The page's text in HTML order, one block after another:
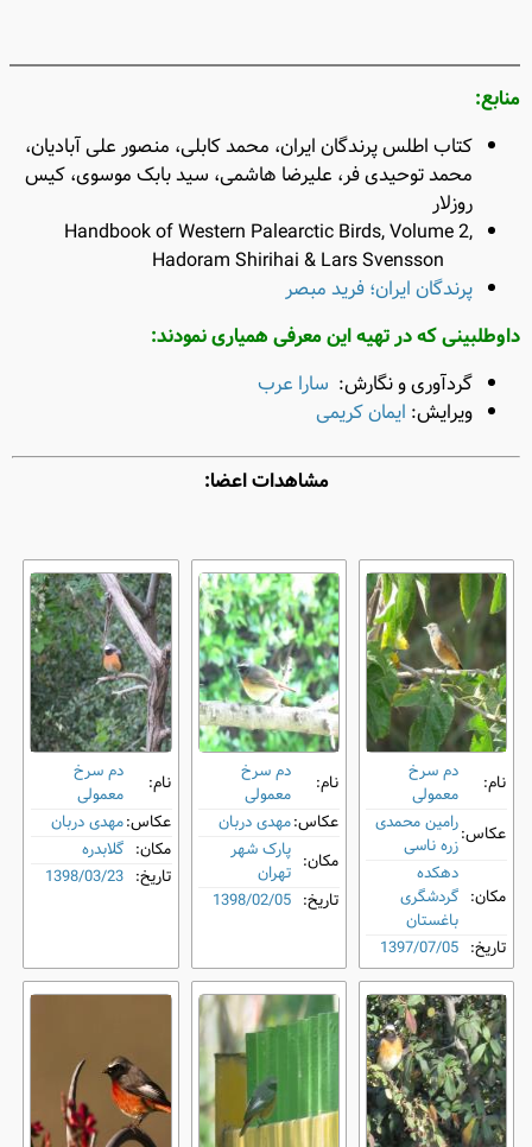
منابع:
کتاب اطلس پرندگان ایران، محمد کابلی، منصور علی آبادیان،
محمد توحیدی فر، علیرضا هاشمی، سید بابک موسوی، کیس
روزلار
Handbook of Western Palearctic Birds, Volume 2,
Hadoram Shirihai & Lars Svensson ‎
پرندگان ایران؛ فرید مبصر
داوطلبینی که در تهیه این معرفی همیاری نمودند:
گردآوری و نگارش: سارا عرب
ویرایش: ایمان کریمی
مشاهدات اعضا:
نام:
دم‌ سرخ
معمولی
عکاس:رامین محمدی
زره ناسی
مکان:
دهکده
گردشگری
باغستان
تاریخ: 1397/07/05
نام:
دم‌ سرخ
معمولی
عکاس:مهدی دربان
مکان: پارک شهر
تهران
تاریخ: 1398/02/05
نام:
دم‌ سرخ
معمولی
عکاس:مهدی دربان
مکان: گلابدره
تاریخ: 1398/03/23